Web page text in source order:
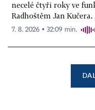
necelé čtyři roky ve
Radhoštěm Jan Kučera.
7. 8. 2026 ▪ 32:09 min.